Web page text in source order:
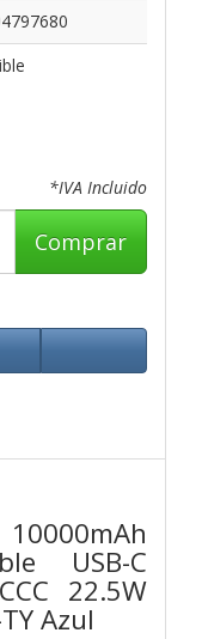
*IVA Incluido
Comprar
USB-C
22.5W
Azul